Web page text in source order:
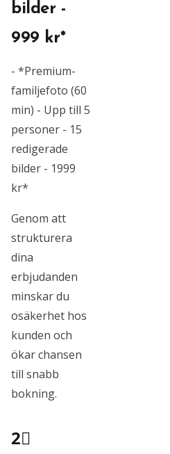
bilder -
999 kr*
- *Premium-
familjefoto (60
min) - Upp till 5
personer - 15
redigerade
bilder - 1999
kr*
Genom att
strukturera
dina
erbjudanden
minskar du
osäkerhet hos
kunden och
ökar chansen
till snabb
bokning.
2⃣